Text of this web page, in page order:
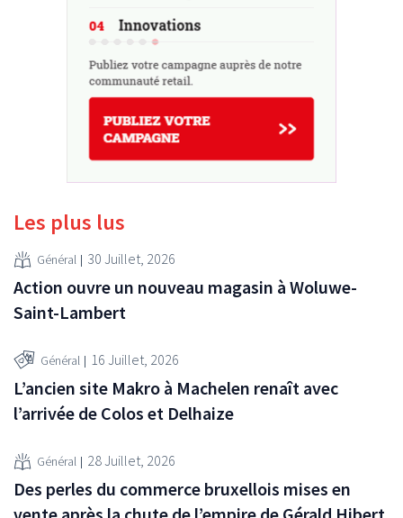
Les plus lus
Général 30 Juillet, 2026
Action ouvre un nouveau magasin à Woluwe-
Saint-Lambert
Général 16 Juillet, 2026
L’ancien site Makro à Machelen renaît avec
l’arrivée de Colos et Delhaize
Général 28 Juillet, 2026
Des perles du commerce bruxellois mises en